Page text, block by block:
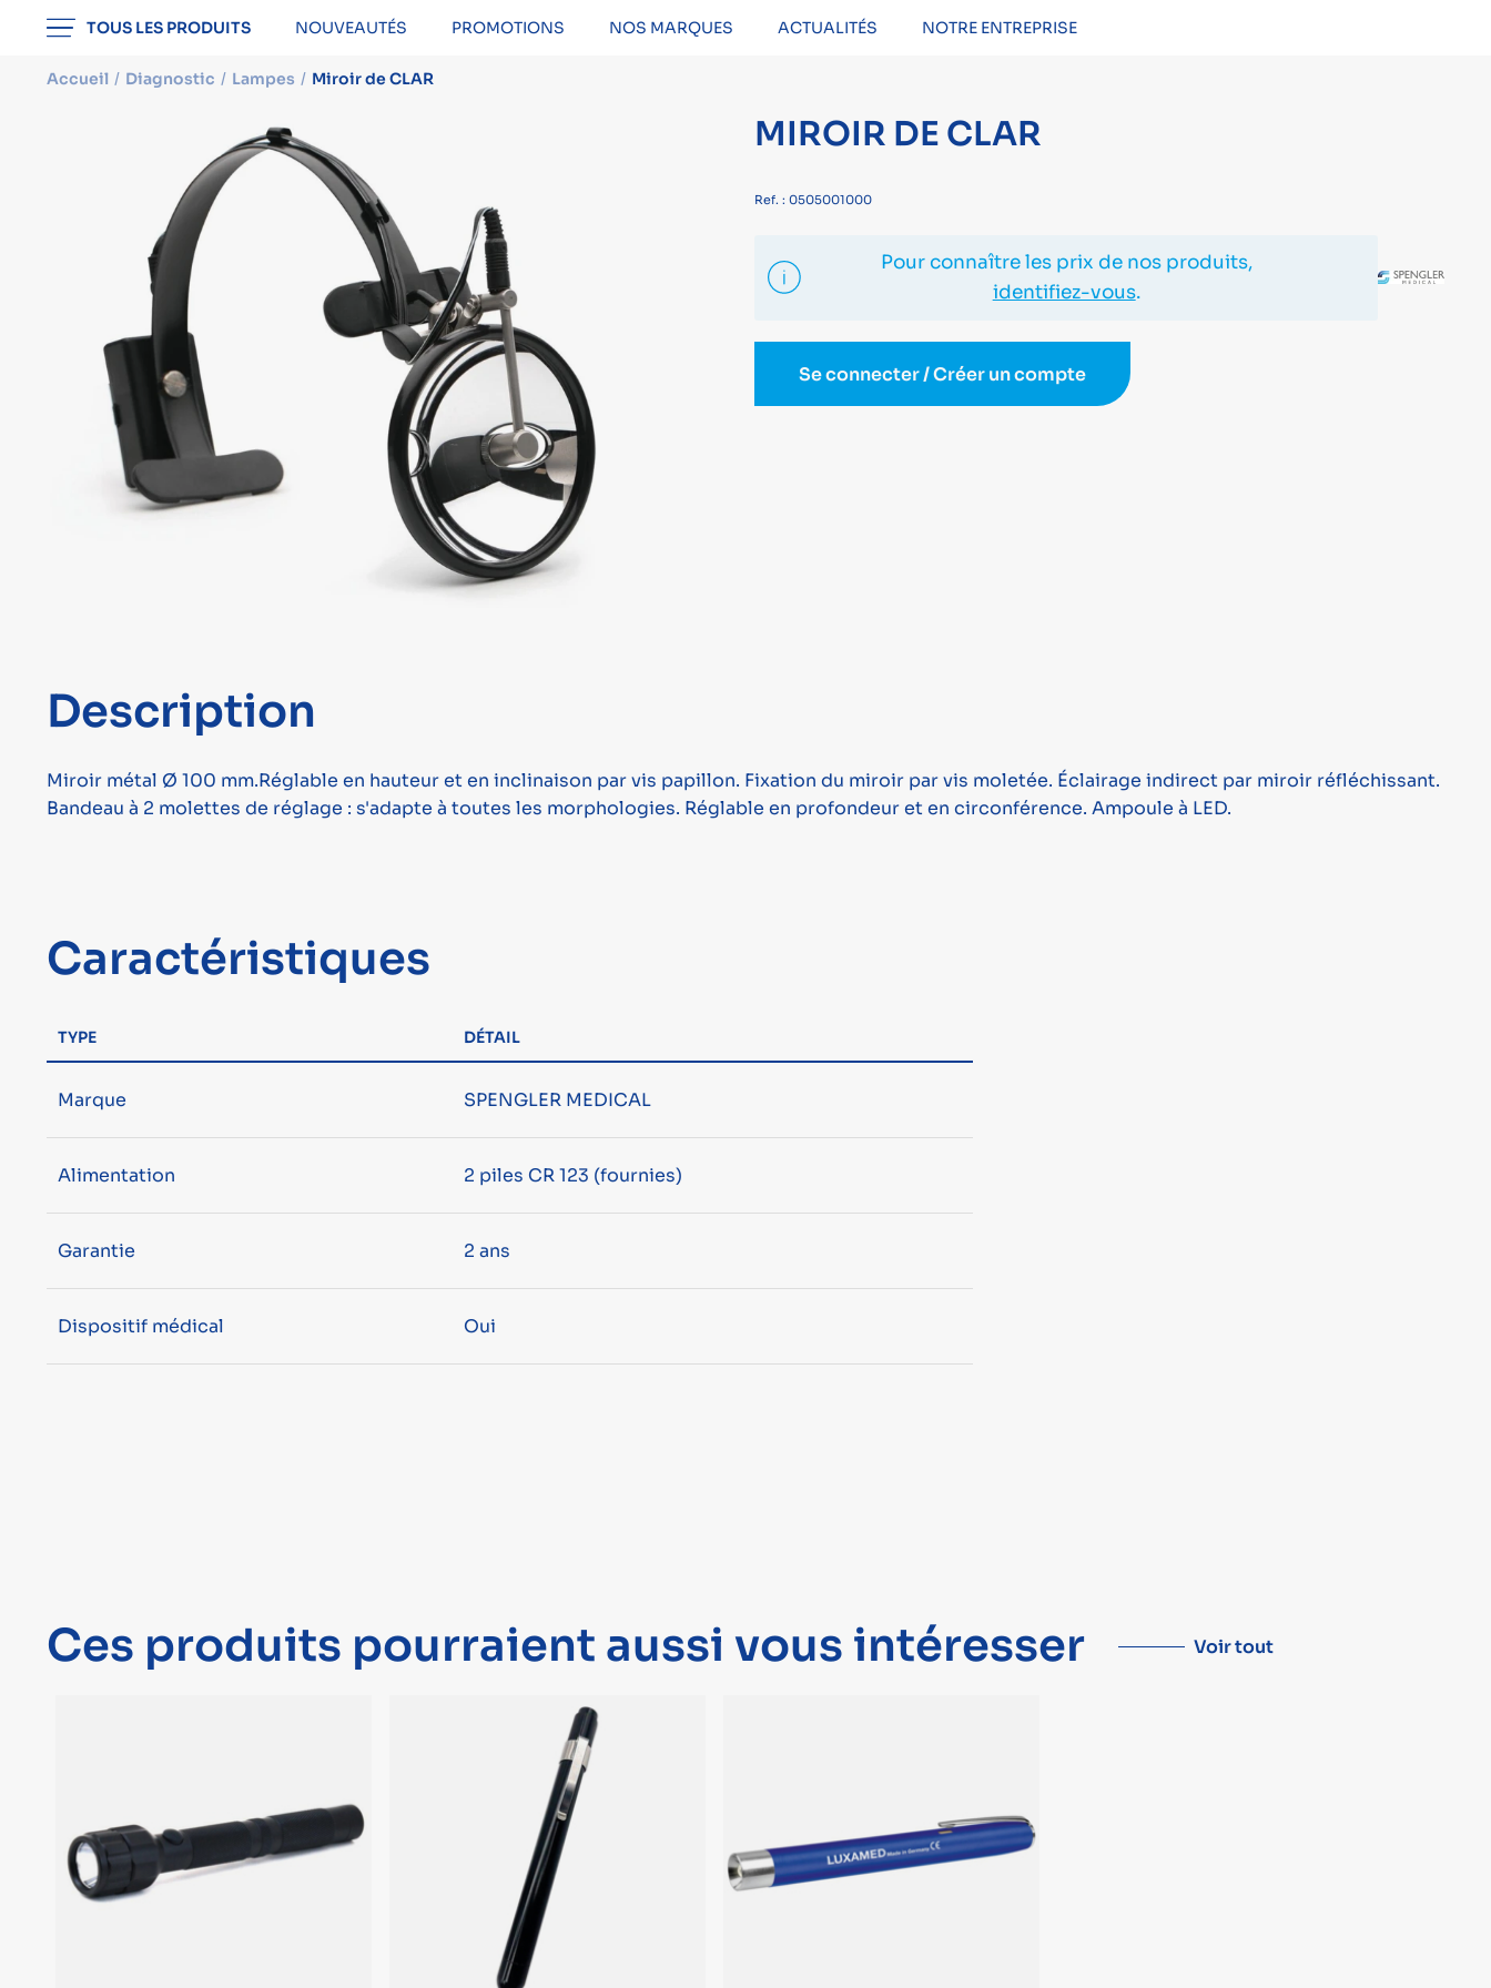
TOUS LES PRODUITS NOUVEAUTÉS PROMOTIONS NOS MARQUES ACTUALITÉS NOTRE ENTREPRISE
Accueil Diagnostic Lampes Miroir de CLAR
MIROIR DE CLAR
Ref. : 0505001000
Pour connaître les prix de nos produits,
identifiez-vous.
Se connecter / Créer un compte
Description
Miroir métal Ø 100 mm.Réglable en hauteur et en inclinaison par vis papillon. Fixation du miroir par vis moletée. Éclairage indirect par miroir réfléchissant.
Bandeau à 2 molettes de réglage : s'adapte à toutes les morphologies. Réglable en profondeur et en circonférence. Ampoule à LED.
Caractéristiques
TYPE DÉTAIL
Marque SPENGLER MEDICAL
Alimentation 2 piles CR 123 (fournies)
Garantie 2 ans
Dispositif médical Oui
Ces produits pourraient aussi vous intéresser Voir tout